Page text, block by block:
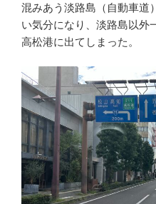
混みあう淡路島（自動車道
い気分になり、淡路島以外
高松港に出てしまった。